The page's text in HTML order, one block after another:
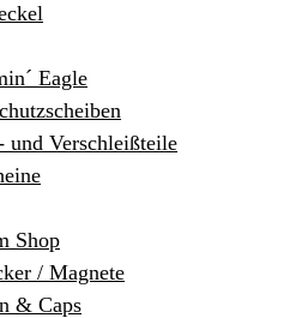
Eagle
und Verschleißteile
Shop
/ Magnete
& Caps